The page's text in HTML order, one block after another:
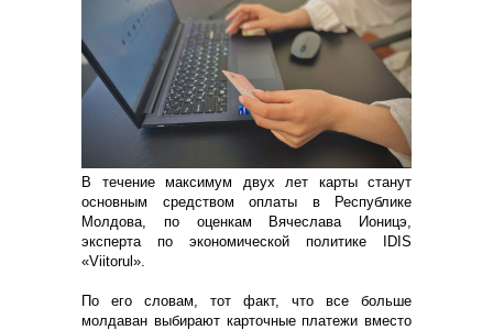
В течение максимум двух лет карты станут
основным средством оплаты в Республике
Молдова, по оценкам Вячеслава Ионицэ,
эксперта по экономической политике IDIS
«Viitorul».
По его словам, тот факт, что все больше
молдаван выбирают карточные платежи вместо